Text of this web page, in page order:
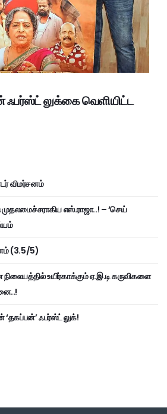
ஃபர்ஸ்ட் லுக்கை வெளியிட்ட
விமர்சனம்
எஸ்.ராஜா..! – ‘செய்
(3.5/5)
உயிர்காக்கும் ஏ.இ.டி கருவிகளை
ஃபர்ஸ்ட் லுக்!